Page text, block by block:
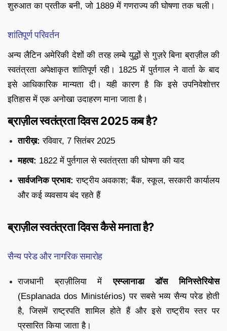
शुरुआत का प्रतीक बनी, जो 1889 में गणराज्य की घोषणा तक चली।
शांतिपूर्ण परिवर्तन
अन्य लैटिन अमेरिकी देशों की तरह लम्बे युद्धों से गुज़रे बिना ब्राज़ील की
स्वतंत्रता अपेक्षाकृत शांतिपूर्ण रही। 1825 में पुर्तगाल ने वार्ता के बाद
इसे आधिकारिक मान्यता दी। यही कारण है कि इसे उपनिवेशोत्तर
इतिहास में एक अनोखा उदाहरण माना जाता है।
ब्राज़ील स्वतंत्रता दिवस 2025 कब है?
तारीख़: रविवार, 7 सितंबर 2025
महत्व: 1822 में पुर्तगाल से स्वतंत्रता की घोषणा की याद
सार्वजनिक प्रभाव: राष्ट्रीय अवकाश; बैंक, स्कूल, सरकारी कार्यालय
और कई व्यवसाय बंद रहते हैं
ब्राज़ील स्वतंत्रता दिवस कैसे मनाता है?
सैन्य परेड और नागरिक समारोह
राजधानी ब्राज़ीलिया मेंएस्प्लानाडा डॉस मिनिस्तेरियोस
(Esplanada dos Ministérios) पर सबसे भव्य सैन्य परेड होती
है, जिसमें राष्ट्रपति शामिल होते हैं और इसे राष्ट्रीय स्तर पर
प्रसारित किया जाता है।